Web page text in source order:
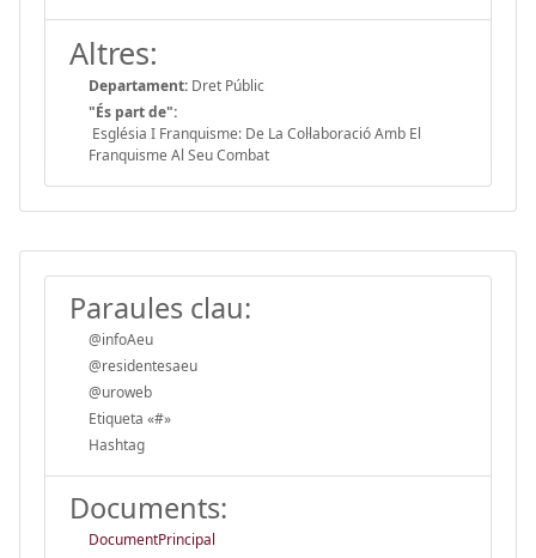
Altres:
Departament: Dret Públic
"És part de":
Església I Franquisme: De La Col·laboració Amb El
Franquisme Al Seu Combat
Paraules clau:
@infoAeu
@residentesaeu
@uroweb
Etiqueta «#»
Hashtag
Documents:
DocumentPrincipal